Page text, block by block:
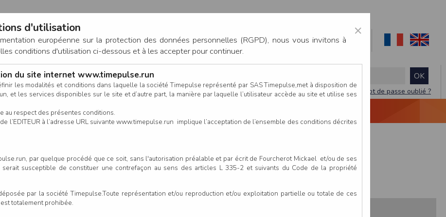
CONNEXION
Mot de passe oublié ?
CALENDRIER RÉSULTATS
- Super Trail du Vignoble nantais Relais
×
d'utilisation
européenne sur la protection des données personnelles (RGPD), nous vous invitons à
conditions d'utilisation ci-dessous et à les accepter pour continuer.
du site internet www.timepulse.run
les modalités et conditions dans laquelle la société Timepulse représenté par SAS Timepulse,met à disposition de
et les services disponibles sur le site et d’autre part, la manière par laquelle l’utilisateur accède au site et utilise ses
au respect des présentes conditions.
l’EDITEUR à l’adresse URL suivante www.timepulse.run implique l’acceptation de l’ensemble des conditions décrites
par quelque procédé que ce soit, sans l'autorisation préalable et par écrit de Fourcherot Mickael et/ou de ses
susceptible de constituer une contrefaçon au sens des articles L 335-2 et suivants du Code de la propriété
par la société Timepulse.Toute représentation et/ou reproduction et/ou exploitation partielle ou totale de ces
totalement prohibée.